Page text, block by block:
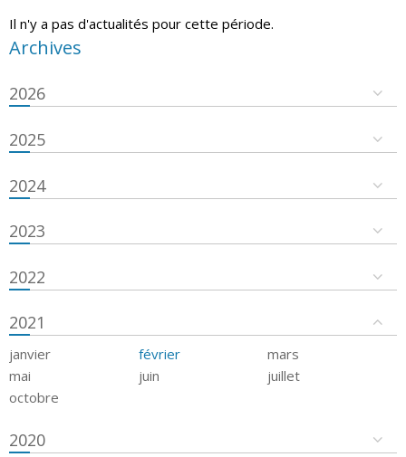
Il n'y a pas d'actualités pour cette période.
Archives
2026
2025
2024
2023
2022
2021
janvier février
mars
mai
juin
juillet
octobre
2020